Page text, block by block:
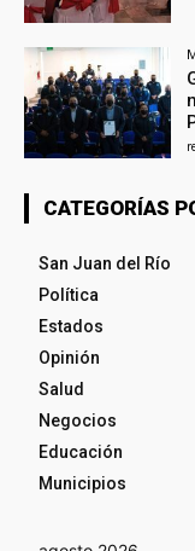
CATEGORÍAS
San Juan del Río
Política
Estados
Opinión
Salud
Negocios
Educación
Municipios